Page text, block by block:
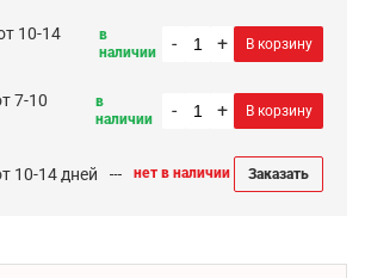
10-14
в
наличии
- + В корзину
7-10
в
наличии
- + В корзину
10-14 дней нет в наличии Заказать